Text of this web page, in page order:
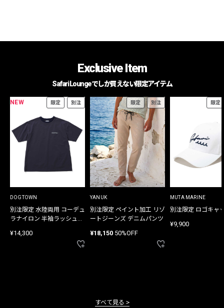
Exclusive Item
Safari Loungeでしか買えない限定アイテム
NEW 限定 別注
DOGTOWN
別注限定 水陸両用 コーデュ
ラナイロン 半袖ラッシュガ
¥14,300
限定 別注
YANUK
別注限定 ペイント加工 リゾ
ートジーンズ デニムパンツ
¥18,150 50%OFF
限定
MUTA MARINE
別注限定 ロゴキャ
¥9,900
すべて見る